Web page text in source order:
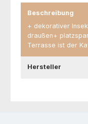
Beschreibung
+ dekorativer
draußen+
Terrasse ist der
Hersteller